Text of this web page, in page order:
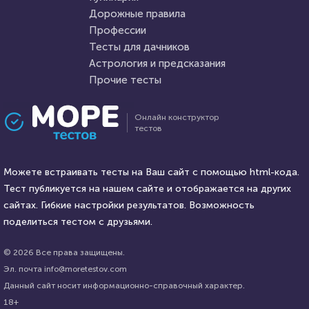
30 октября 2020 12446
Профессии
писателем?
Илья Кузнецов HTML - код
9 августа 2021 27134
Проходили 9077 раз
Увлекательный тест на
кругозор и эрудицию
Онлайн конструктор
тестов
Можете встраивать тесты на Ваш сайт с помощью html-кода.
Тест публикуется на нашем сайте и отображается на других
сайтах. Гибкие настройки результатов. Возможность
поделиться тестом с друзьями.
© 2026 Все права защищены.
Эл. почта info@moretestov.com
Данный сайт носит информационно-справочный характер.
18+
Дорожные правила
Профессии
Тесты для дачников
Астрология и предсказания
Прочие тесты